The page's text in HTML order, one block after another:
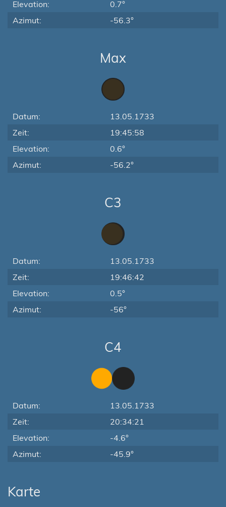
Elevation:
0.7°
Azimut:
-56.3°
Max
Datum:
13.05.1733
Zeit:
19:45:58
Elevation:
0.6°
Azimut:
-56.2°
C3
Datum:
13.05.1733
Zeit:
19:46:42
Elevation:
0.5°
Azimut:
-56°
C4
Datum:
13.05.1733
Zeit:
20:34:21
Elevation:
-4.6°
Azimut:
-45.9°
Karte